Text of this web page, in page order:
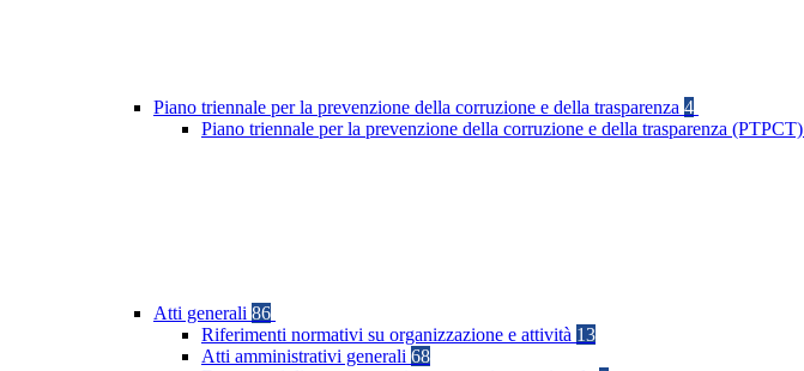
Piano triennale per la prevenzione della corruzione e della trasparenza 4
Piano triennale per la prevenzione della corruzione e della trasparenza (PTPCT)
Atti generali 86
Riferimenti normativi su organizzazione e attività 13
Atti amministrativi generali 68